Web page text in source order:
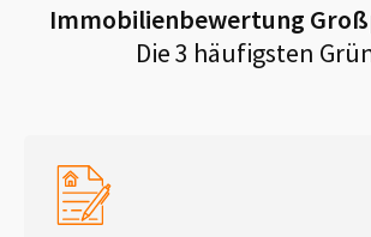
Immobilienbewertung
Die 3 häufigsten